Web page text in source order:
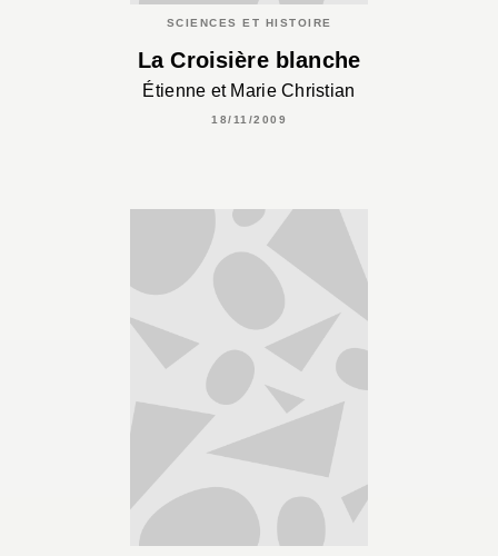
SCIENCES ET HISTOIRE
La Croisière blanche
Étienne et Marie Christian
18/11/2009